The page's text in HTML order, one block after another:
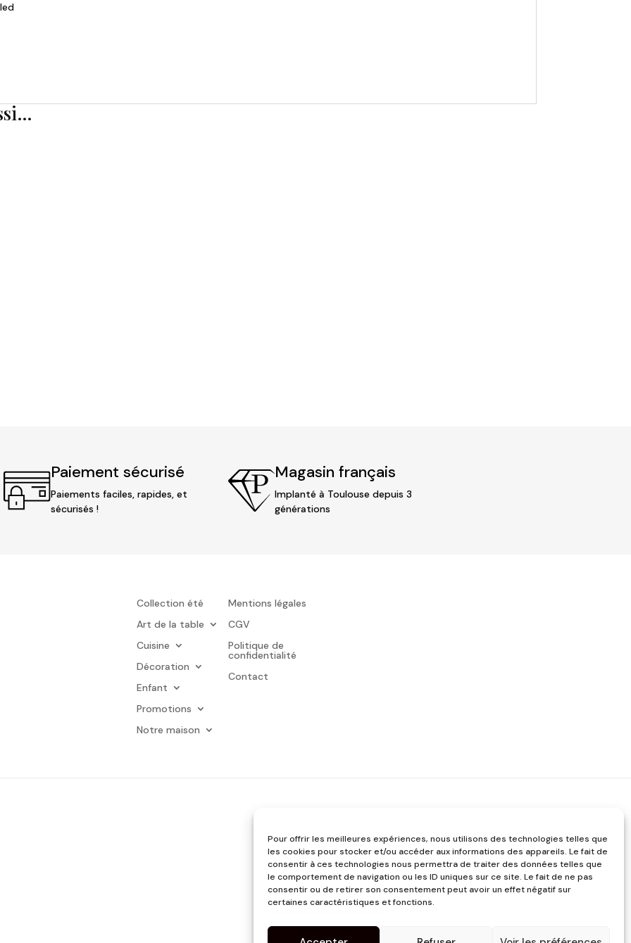
Pour offrir les meilleures expériences, nous utilisons des technologies telles que
les cookies pour stocker et/ou accéder aux informations des appareils. Le fait de
consentir à ces technologies nous permettra de traiter des données telles que
le comportement de navigation ou les ID uniques sur ce site. Le fait de ne pas
consentir ou de retirer son consentement peut avoir un effet négatif sur
certaines caractéristiques et fonctions.
Paiement sécurisé
Paiements faciles, rapides, et
sécurisés !
Magasin français
Implanté à Toulouse depuis 3
générations
Collection été
Art de la table
Cuisine
Décoration
Enfant
Promotions
Notre maison
Mentions légales
CGV
Politique de
confidentialité
Contact